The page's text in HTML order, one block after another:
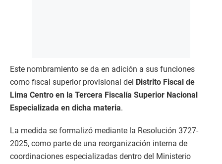
Este nombramiento se da en adición a sus funciones
como fiscal superior provisional del Distrito Fiscal de
Lima Centro en la Tercera Fiscalía Superior Nacional
Especializada en dicha materia.
La medida se formalizó mediante la Resolución 3727-
2025, como parte de una reorganización interna de
coordinaciones especializadas dentro del Ministerio